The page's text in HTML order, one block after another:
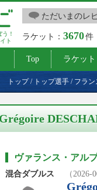
！
ト
ただいまのレ
ラケット：3670件
Top ラケット
トップ/ トップ選手 / フラン
Grégoire
ヴァランス・アル
混合ダブルス （2026-